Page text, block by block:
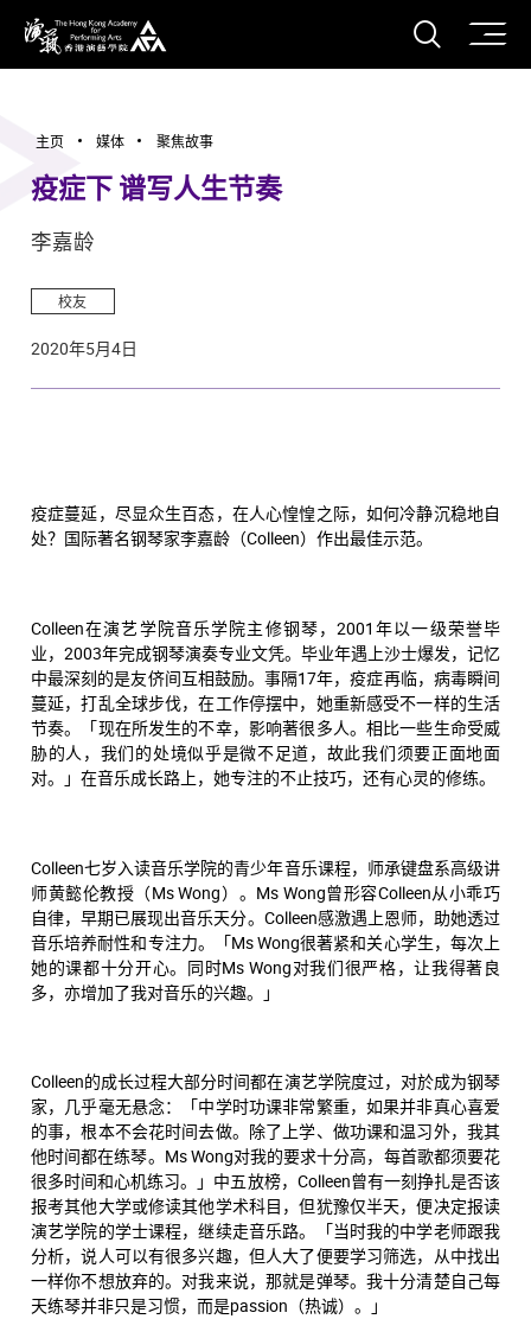
香港演艺学院
打开
主页 媒体 聚焦故事
疫症下 谱写人生节奏
李嘉龄
校友
2020年5月4日
疫症蔓延，尽显众生百态，在人心惶惶之际，如何冷静沉稳地自
处？国际著名钢琴家李嘉龄（Colleen）作出最佳示范。
Colleen在演艺学院音乐学院主修钢琴，2001年以一级荣誉毕
业，2003年完成钢琴演奏专业文凭。毕业年遇上沙士爆发，记忆
中最深刻的是友侪间互相鼓励。事隔17年，疫症再临，病毒瞬间
蔓延，打乱全球步伐，在工作停摆中，她重新感受不一样的生活
节奏。「现在所发生的不幸，影响著很多人。相比一些生命受威
胁的人，我们的处境似乎是微不足道，故此我们须要正面地面
对。」在音乐成长路上，她专注的不止技巧，还有心灵的修练。
Colleen七岁入读音乐学院的青少年音乐课程，师承键盘系高级讲
师黄懿伦教授（Ms Wong）。Ms Wong曾形容Colleen从小乖巧
自律，早期已展现出音乐天分。Colleen感激遇上恩师，助她透过
音乐培养耐性和专注力。「Ms Wong很著紧和关心学生，每次上
她的课都十分开心。同时Ms Wong对我们很严格，让我得著良
多，亦增加了我对音乐的兴趣。」
Colleen的成长过程大部分时间都在演艺学院度过，对於成为钢琴
家，几乎毫无悬念：「中学时功课非常繁重，如果并非真心喜爱
的事，根本不会花时间去做。除了上学、做功课和温习外，我其
他时间都在练琴。Ms Wong对我的要求十分高，每首歌都须要花
很多时间和心机练习。」中五放榜，Colleen曾有一刻挣扎是否该
报考其他大学或修读其他学术科目，但犹豫仅半天，便决定报读
演艺学院的学士课程，继续走音乐路。「当时我的中学老师跟我
分析，说人可以有很多兴趣，但人大了便要学习筛选，从中找出
一样你不想放弃的。对我来说，那就是弹琴。我十分清楚自己每
天练琴并非只是习惯，而是passion（热诚）。」